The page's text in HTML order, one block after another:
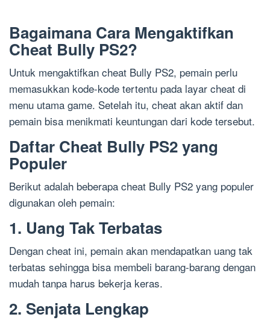
Bagaimana Cara Mengaktifkan
Cheat Bully PS2?
Untuk mengaktifkan cheat Bully PS2, pemain perlu
memasukkan kode-kode tertentu pada layar cheat di
menu utama game. Setelah itu, cheat akan aktif dan
pemain bisa menikmati keuntungan dari kode tersebut.
Daftar Cheat Bully PS2 yang
Populer
Berikut adalah beberapa cheat Bully PS2 yang populer
digunakan oleh pemain:
1. Uang Tak Terbatas
Dengan cheat ini, pemain akan mendapatkan uang tak
terbatas sehingga bisa membeli barang-barang dengan
mudah tanpa harus bekerja keras.
2. Senjata Lengkap